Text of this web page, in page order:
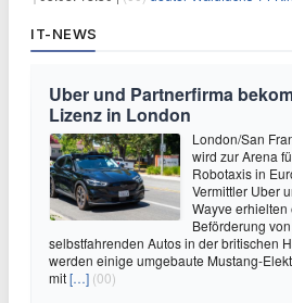
IT-NEWS
Uber und Partnerfirma
Lizenz in London
London/San
wird zur Arena
Robotaxis in
Vermittler Uber
Wayve erhielten
Beförderung
selbstfahrenden Autos in der britischen
werden einige umgebaute Mustang-
mit[…] (00)